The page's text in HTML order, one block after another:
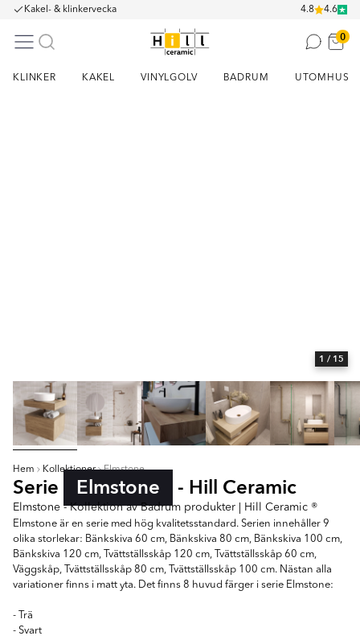
Kakel- & klinkervecka 4.8 4.6
0
KLINKER KAKEL VINYLGOLV BADRUM UTOMHUS
Hem Kollektioner Elmstone
Serie Elmstone - Hill Ceramic
Elmstone - Kollektion av Badrum produkter | Hill Ceramic ®
Elmstone är en serie med hög kvalitetsstandard. Serien innehåller 9
olika storlekar: Bänkskiva 60 cm, Bänkskiva 80 cm, Bänkskiva 100 cm,
Bänkskiva 120 cm, Tvättställsskåp 120 cm, Tvättställsskåp 60 cm,
Väggskåp, Tvättställsskåp 80 cm, Tvättställsskåp 100 cm. Nästan alla
variationer finns i matt yta. Det finns 8 huvud färger i serie Elmstone:
- Trä
- Svart
1 / 15